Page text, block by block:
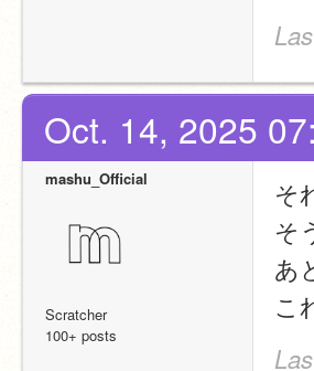
Oct. 14, 2025
mashu_Official
Scratcher
100+ posts
そ
そ
あ
こ